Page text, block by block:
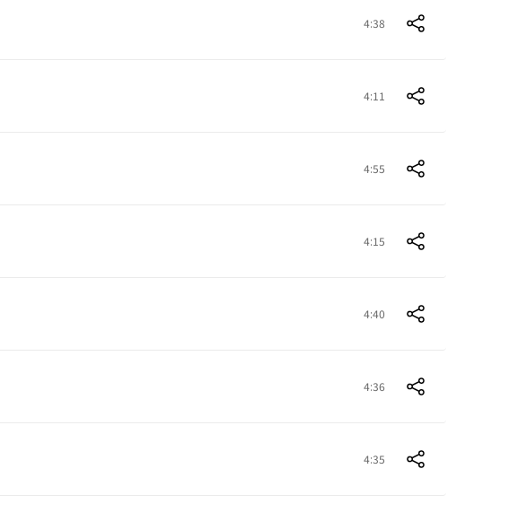
4:38
4:11
4:55
4:15
4:40
4:36
4:35